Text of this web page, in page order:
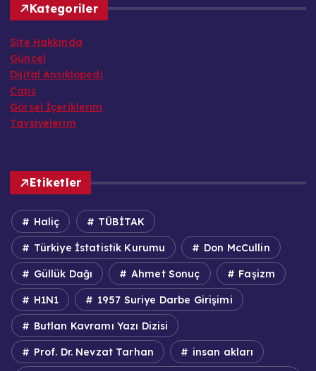
Kategoriler
Site Hakkında
Güncel
Dijital Ansiklopedi
Caps
Görsel İçeriklerim
Tavsiyelerim
Etiketler
Haliç TÜBİTAK
Türkiye İstatistik Kurumu Don McCullin
Güllük Dağı Ahmet Sonuç Faşizm
H1N1 1957 Suriye Darbe Girişimi
Butlan Kavramı Yazı Dizisi
Prof. Dr. Nevzat Tarhan insan akları